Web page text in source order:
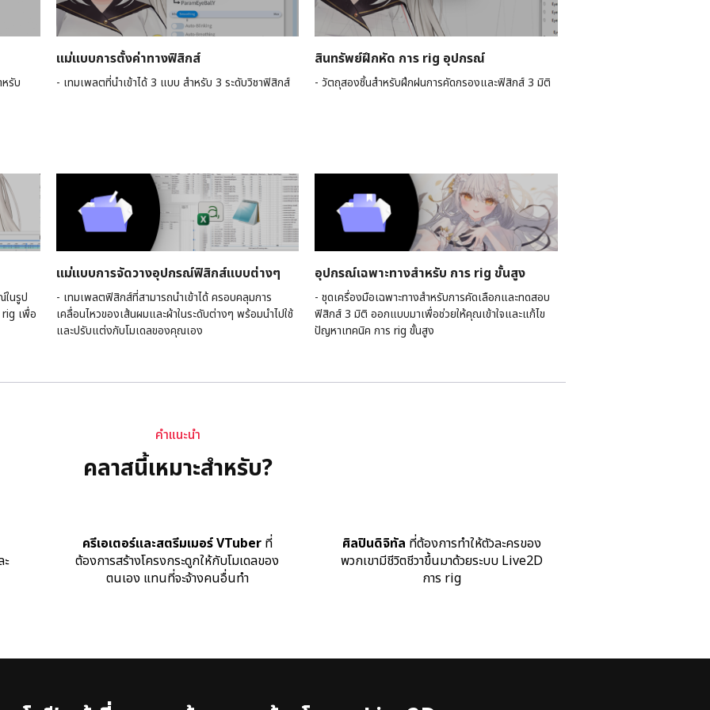
รับ
แม่แบบการตั้งค่าทางฟิสิกส์
- เทมเพลตที่นำเข้าได้ 3 แบบ สำหรับ 3 ระดับวิชาฟิสิกส์
สินทรัพย์ฝึกหัด การ rig อุปกรณ์
- วัตถุสองชิ้นสำหรับฝึกฝนการคัดกรองและฟิสิกส์ 3 มิติ
นรูป
เพื่อ
แม่แบบการจัดวางอุปกรณ์ฟิสิกส์แบบต่างๆ
- เทมเพลตฟิสิกส์ที่สามารถนำเข้าได้ ครอบคลุมการ
เคลื่อนไหวของเส้นผมและผ้าในระดับต่างๆ พร้อมนำไปใช้
และปรับแต่งกับโมเดลของคุณเอง
อุปกรณ์เฉพาะทางสำหรับ การ rig ขั้นสูง
- ชุดเครื่องมือเฉพาะทางสำหรับการคัดเลือกและทดสอบ
ฟิสิกส์ 3 มิติ ออกแบบมาเพื่อช่วยให้คุณเข้าใจและแก้ไข
ปัญหาเทคนิค การ rig ขั้นสูง
คำแนะนำ
คลาสนี้เหมาะสำหรับ?
ครีเอเตอร์และสตรีมเมอร์ VTuberที่
ต้องการสร้างโครงกระดูกให้กับโมเดลของ
ตนเอง แทนที่จะจ้างคนอื่นทำ
ศิลปินดิจิทัล ที่ต้องการทำให้ตัวละครของ
พวกเขามีชีวิตชีวาขึ้นมาด้วยระบบ Live2D
การ rig